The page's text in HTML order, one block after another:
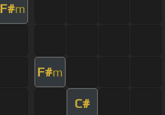
F#m
F#m
C#